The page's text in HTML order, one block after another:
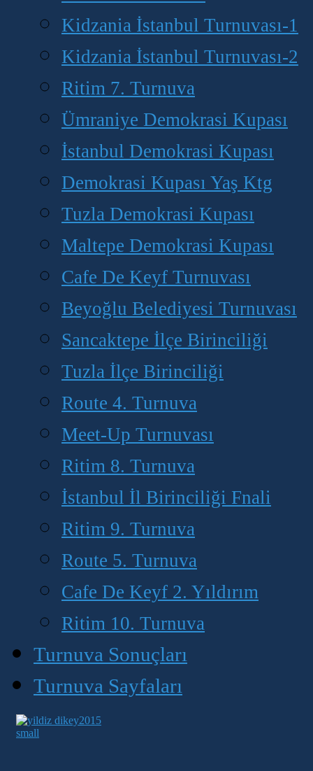
Kidzania İstanbul Turnuvası-1
Kidzania İstanbul Turnuvası-2
Ritim 7. Turnuva
Ümraniye Demokrasi Kupası
İstanbul Demokrasi Kupası
Demokrasi Kupası Yaş Ktg
Tuzla Demokrasi Kupası
Maltepe Demokrasi Kupası
Cafe De Keyf Turnuvası
Beyoğlu Belediyesi Turnuvası
Sancaktepe İlçe Birinciliği
Tuzla İlçe Birinciliği
Route 4. Turnuva
Meet-Up Turnuvası
Ritim 8. Turnuva
İstanbul İl Birinciliği Fnali
Ritim 9. Turnuva
Route 5. Turnuva
Cafe De Keyf 2. Yıldırım
Ritim 10. Turnuva
Turnuva Sonuçları
Turnuva Sayfaları